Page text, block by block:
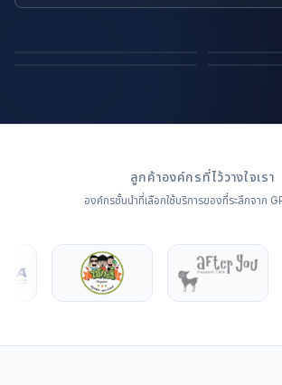
ลูกค้าองค์กรที่ไว้วางใจเรา
องค์กรชั้นนำที่เลือกใช้บริการของที่ระลึกจาก